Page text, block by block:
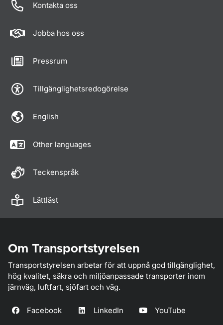
Kontakta oss
Jobba hos oss
Pressrum
Tillgänglighetsredogörelse
English
Other languages
Teckenspråk
Lättläst
Om Transportstyrelsen
Transportstyrelsen arbetar för att uppnå god tillgänglighet,
hög kvalitet, säkra och miljöanpassade transporter inom
järnväg, luftfart, sjöfart och väg.
Facebook LinkedIn YouTube